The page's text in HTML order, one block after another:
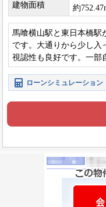
建物面積 約
馬喰横山駅と東日本橋駅
です。大通りから少し入
視認性も良好です。一部
が入っているので幅広い
ローンシミュレーション